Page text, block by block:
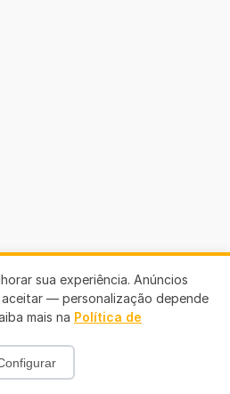
sua experiência. Anúncios
aceitar — personalização depende
mais na Política de